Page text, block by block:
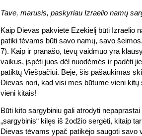
Tave, marusis, paskyriau Izraelio namų
Kaip Dievas pakvietė Ezekielį būti Izraelio
patiki tėvams būti savo namų, savo
7). Kaip ir pranašo, tėvų vaidmuo yra
vaikus, įspėti juos dėl nuodėmės ir padėti
patiktų Viešpačiui. Beje, šis pašaukimas
Dievas nori, kad visi mes būtume vieni kitų
vieni kitais!
Būti kito sargybiniu gali atrodyti
„sargybinis“ kilęs iš žodžio sergėti, kitaip
Dievas tėvams ypač patikėjo saugoti savo